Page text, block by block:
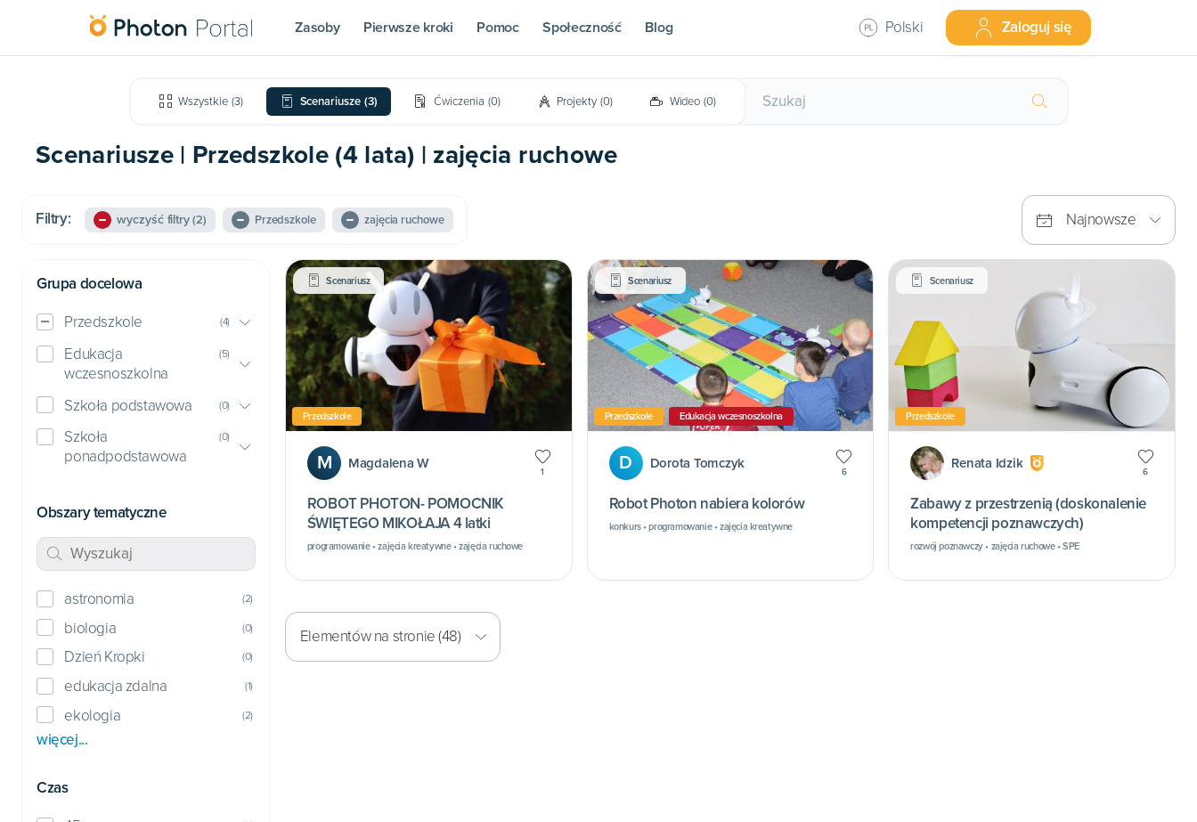
Zasoby Pierwsze kroki Pomoc Społeczność Blog Polski Zaloguj się
Wszystkie (3) Scenariusze (3) Ćwiczenia (0) Projekty (0) Wideo (0)
Scenariusze | Przedszkole (4 lata) | zajęcia ruchowe
Filtry: wyczyść filtry(2) Przedszkole zajęcia ruchowe Najnowsze
Grupa docelowa
Przedszkole (4)
Edukacja
wczesnoszkolna
(5)
Szkoła podstawowa (0)
Szkoła
ponadpodstawowa
(0)
Obszary tematyczne
astronomia (2)
biologia (0)
Dzień Kropki (0)
edukacja zdalna (1)
ekologia (2)
więcej...
Czas
Scenariusz
Przedszkole
M Magdalena W
1
ROBOT PHOTON- POMOCNIK
ŚWIĘTEGO MIKOŁAJA 4 latki
programowanie • zajęcia kreatywne • zajęcia ruchowe
Scenariusz
Przedszkole Edukacja wczesnoszkolna
D Dorota Tomczyk
6
Robot Photon nabiera kolorów
konkurs • programowanie • zajęcia kreatywne
Scenariusz
Przedszkole
Renata Idzik
6
Zabawy z przestrzenią (doskonalenie
kompetencji poznawczych)
rozwój poznawczy • zajęcia ruchowe • SPE
Elementów na stronie (48)